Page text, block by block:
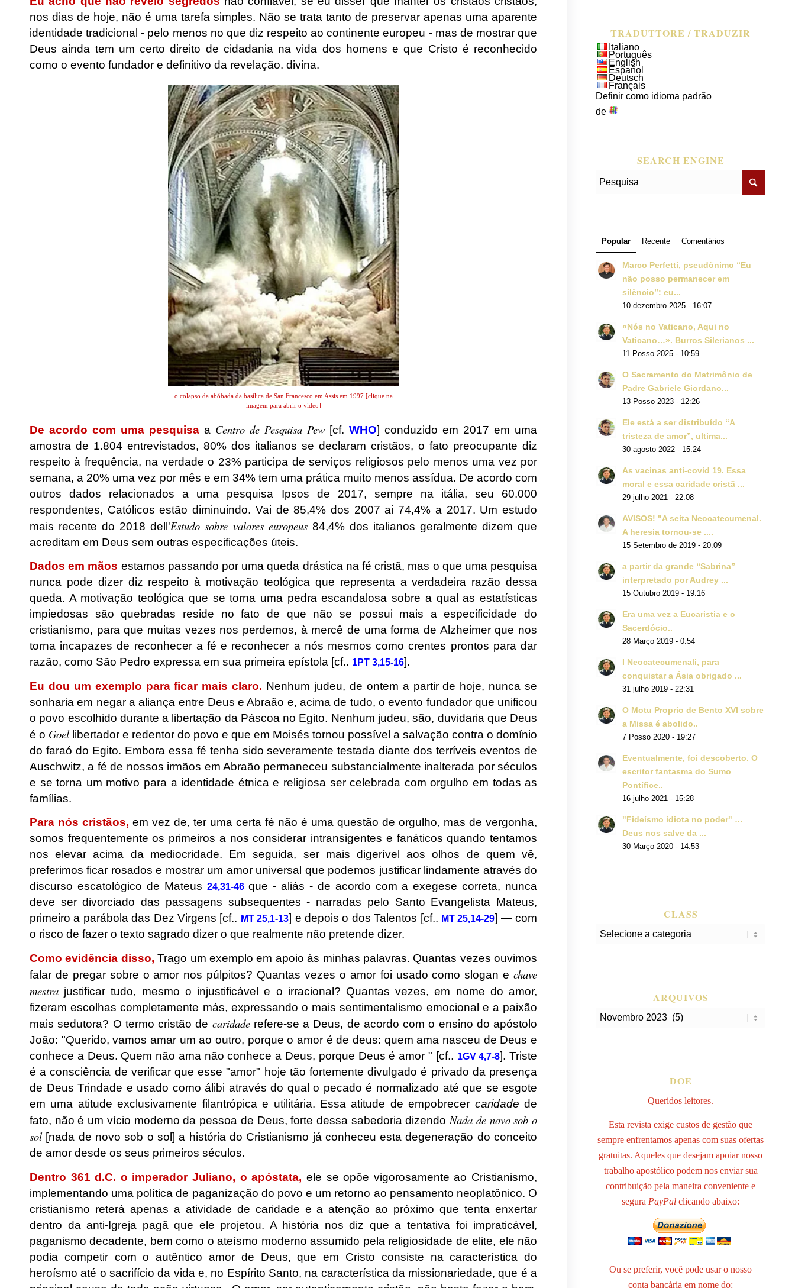
nos dias de hoje, não é uma tarefa simples. Não se trata tanto de preservar apenas uma aparente
identidade tradicional - pelo menos no que diz respeito ao continente europeu - mas de mostrar que
Deus ainda tem um certo direito de cidadania na vida dos homens e que Cristo é reconhecido
como o evento fundador e definitivo da revelação. divina.
o colapso da abóbada da basílica de San Francesco em Assis em 1997 [clique na
imagem para abrir o vídeo]
De acordo com uma pesquisa a Centro de Pesquisa Pew [cf.WHO] conduzido em 2017 em uma
amostra de 1.804 entrevistados, 80% dos italianos se declaram cristãos, o fato preocupante diz
respeito à frequência, na verdade o 23% participa de serviços religiosos pelo menos uma vez por
semana, a 20% uma vez por mês e em 34% tem uma prática muito menos assídua. De acordo com
outros dados relacionados a uma pesquisa Ipsos de 2017, sempre na itália, seu 60.000
respondentes, Católicos estão diminuindo. Vai de 85,4% dos 2007 ai 74,4% a 2017. Um estudo
mais recente do 2018 dell'Estudo sobre valores europeus84,4% dos italianos geralmente dizem que
acreditam em Deus sem outras especificações úteis.
Dados em mãos estamos passando por uma queda drástica na fé cristã, mas o que uma pesquisa
nunca pode dizer diz respeito à motivação teológica que representa a verdadeira razão dessa
queda. A motivação teológica que se torna uma pedra escandalosa sobre a qual as estatísticas
impiedosas são quebradas reside no fato de que não se possui mais a especificidade do
cristianismo, para que muitas vezes nos perdemos, à mercê de uma forma de Alzheimer que nos
torna incapazes de reconhecer a fé e reconhecer a nós mesmos como crentes prontos para dar
razão, como São Pedro expressa em sua primeira epístola [cf.. 1PT 3,15-16].
Eu dou um exemplo para ficar mais claro. Nenhum judeu, de ontem a partir de hoje, nunca se
sonharia em negar a aliança entre Deus e Abraão e, acima de tudo, o evento fundador que unificou
o povo escolhido durante a libertação da Páscoa no Egito. Nenhum judeu, são, duvidaria que Deus
é o Goel libertador e redentor do povo e que em Moisés tornou possível a salvação contra o domínio
do faraó do Egito. Embora essa fé tenha sido severamente testada diante dos terríveis eventos de
Auschwitz, a fé de nossos irmãos em Abraão permaneceu substancialmente inalterada por séculos
e se torna um motivo para a identidade étnica e religiosa ser celebrada com orgulho em todas as
famílias.
Para nós cristãos, em vez de, ter uma certa fé não é uma questão de orgulho, mas de vergonha,
somos frequentemente os primeiros a nos considerar intransigentes e fanáticos quando tentamos
nos elevar acima da mediocridade. Em seguida, ser mais digerível aos olhos de quem vê,
preferimos ficar rosados ​​e mostrar um amor universal que podemos justificar lindamente através do
discurso escatológico de Mateus 24,31-46que - aliás - de acordo com a exegese correta, nunca
deve ser divorciado das passagens subsequentes - narradas pelo Santo Evangelista Mateus,
primeiro a parábola das Dez Virgens [cf.. MT 25,1-13] e depois o dos Talentos [cf.. MT 25,14-29] — com
o risco de fazer o texto sagrado dizer o que realmente não pretende dizer.
Como evidência disso, Trago um exemplo em apoio às minhas palavras. Quantas vezes ouvimos
falar de pregar sobre o amor nos púlpitos? Quantas vezes o amor foi usado como slogan echave
mestra justificar tudo, mesmo o injustificável e o irracional? Quantas vezes, em nome do amor,
fizeram escolhas completamente más, expressando o mais sentimentalismo emocional e a paixão
mais sedutora? O termo cristão de caridaderefere-se a Deus, de acordo com o ensino do apóstolo
João: "Querido, vamos amar um ao outro, porque o amor é de deus: quem ama nasceu de Deus e
conhece a Deus. Quem não ama não conhece a Deus, porque Deus é amor " [cf.. 1GV 4,7-8]. Triste
é a consciência de verificar que esse "amor" hoje tão fortemente divulgado é privado da presença
de Deus Trindade e usado como álibi através do qual o pecado é normalizado até que se esgote
em uma atitude exclusivamente filantrópica e utilitária. Essa atitude de empobrecer caridade de
fato, não é um vício moderno da pessoa de Deus, forte dessa sabedoria dizendo Nada de novo sob o
sol [nada de novo sob o sol] a história do Cristianismo já conheceu esta degeneração do conceito
de amor desde os seus primeiros séculos.
Dentro 361 d.C. o imperador Juliano, o apóstata, ele se opõe vigorosamente ao Cristianismo,
implementando uma política de paganização do povo e um retorno ao pensamento neoplatônico. O
cristianismo reterá apenas a atividade de caridade e a atenção ao próximo que tenta enxertar
dentro da anti-Igreja pagã que ele projetou. A história nos diz que a tentativa foi impraticável,
paganismo decadente, bem como o ateísmo moderno assumido pela religiosidade de elite, ele não
podia competir com o autêntico amor de Deus, que em Cristo consiste na característica do
heroísmo até o sacrifício da vida e, no Espírito Santo, na característica da missionariedade, que é a
TRADUTTORE / TRADUZIR
Italiano
Português
English
Español
Deutsch
Français
Definir como idioma padrão
de
SEARCH ENGINE
Popular Recente Comentários
Marco Perfetti, pseudônimo “Eu
não posso permanecer em
silêncio”: eu...
10 dezembro 2025 - 16:07
«Nós no Vaticano, Aqui no
Vaticano…». Burros Silerianos ...
11 Posso 2025 - 10:59
O Sacramento do Matrimônio de
Padre Gabriele Giordano...
13 Posso 2023 - 12:26
Ele está a ser distribuído “A
tristeza de amor”, ultima...
30 agosto 2022 - 15:24
As vacinas anti-covid 19. Essa
moral e essa caridade cristã ...
29 julho 2021 - 22:08
AVISOS! "A seita Neocatecumenal.
A heresia tornou-se ....
15 Setembro de 2019 - 20:09
a partir da grande “Sabrina”
interpretado por Audrey ...
15 Outubro 2019 - 19:16
Era uma vez a Eucaristia e o
Sacerdócio..
28 Março 2019 - 0:54
I Neocatecumenali, para
conquistar a Ásia obrigado ...
31 julho 2019 - 22:31
O Motu Proprio de Bento XVI sobre
a Missa é abolido..
7 Posso 2020 - 19:27
Eventualmente, foi descoberto. O
escritor fantasma do Sumo
Pontífice..
16 julho 2021 - 15:28
"Fideísmo idiota no poder" …
Deus nos salve da ...
30 Março 2020 - 14:53
CLASS
class
ARQUIVOS
DOE
Queridos leitores.
Esta revista exige custos de gestão que
sempre enfrentamos apenas com suas ofertas
gratuitas. Aqueles que desejam apoiar nosso
trabalho apostólico podem nos enviar sua
contribuição pela maneira conveniente e
segura PayPal clicando abaixo:
Ou se preferir, você pode usar o nosso
conta bancária em nome do: